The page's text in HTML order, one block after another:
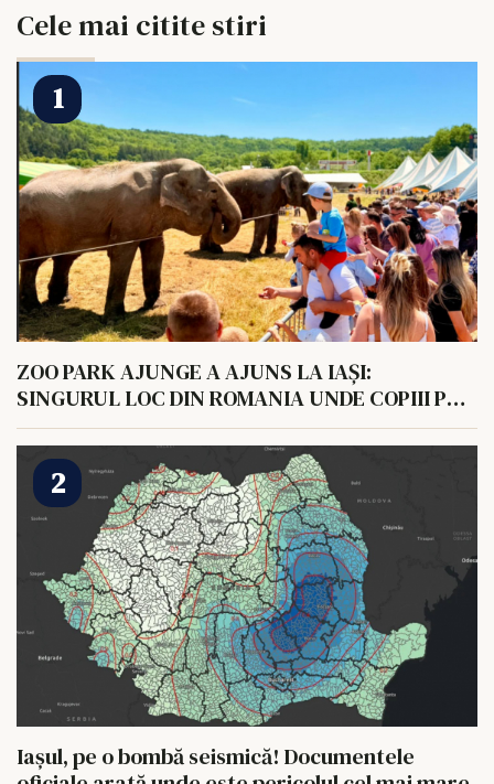
Cele mai citite stiri
ZOO PARK AJUNGE A AJUNS LA IAȘI:
SINGURUL LOC DIN ROMANIA UNDE COPIII POT
HRANI UN ELEFANT
Iașul, pe o bombă seismică! Documentele